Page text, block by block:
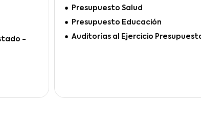
-
Presupuesto Salud
Presupuesto Educación
Auditorías al Ejercicio